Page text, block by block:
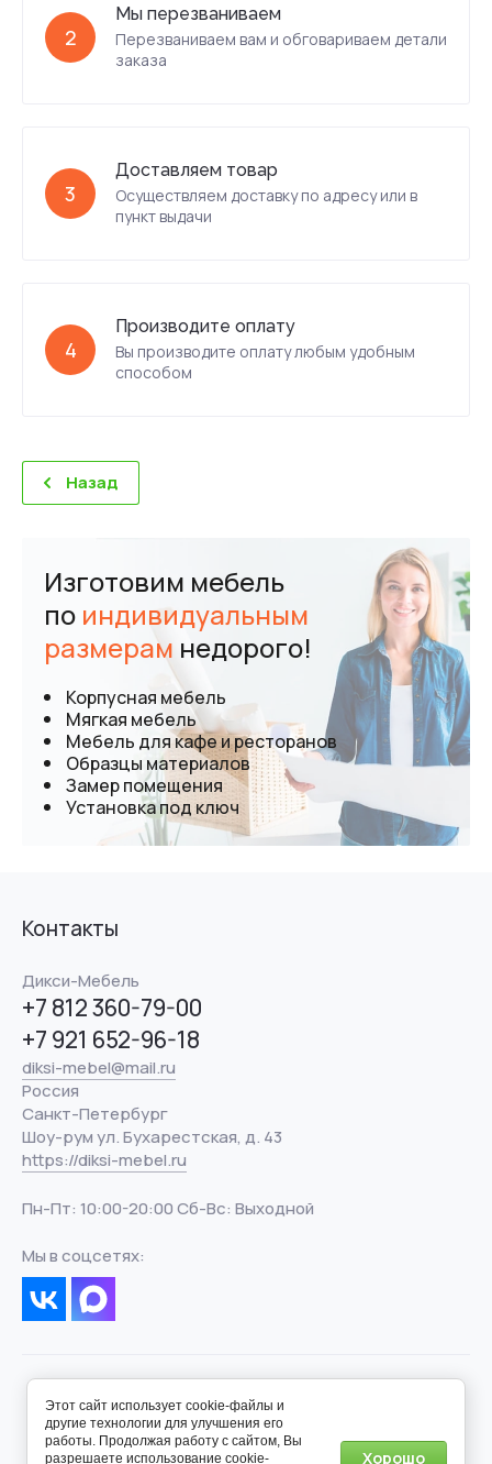
2
Мы перезваниваем
Перезваниваем вам и обговариваем детали
заказа
3
Доставляем товар
Осуществляем доставку по адресу или в
пункт выдачи
4
Производите оплату
Вы производите оплату любым удобным
способом
Назад
Изготовим мебель
по индивидуальным
размерам недорого!
Корпусная мебель
Мягкая мебель
Мебель для кафе и ресторанов
Образцы материалов
Замер помещения
Установка под ключ
Контакты
Дикси-Мебель
+7 812 360-79-00
+7 921 652-96-18
diksi-mebel@mail.ru
Россия
Санкт-Петербург
Шоу-рум ул. Бухарестская, д. 43
https://diksi-mebel.ru
Пн-Пт: 10:00-20:00 Сб-Вс: Выходной
Мы в соцсетях:
Этот сайт использует cookie-файлы и
другие технологии для улучшения его
работы. Продолжая работу с сайтом, Вы
разрешаете использование cookie-
Хорошо